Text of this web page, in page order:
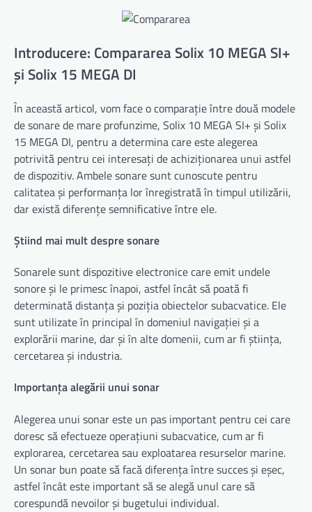
Introducere: Compararea Solix 10 MEGA SI+
și Solix 15 MEGA DI
În această articol, vom face o comparație între două modele
de sonare de mare profunzime, Solix 10 MEGA SI+ și Solix
15 MEGA DI, pentru a determina care este alegerea
potrivită pentru cei interesați de achiziționarea unui astfel
de dispozitiv. Ambele sonare sunt cunoscute pentru
calitatea și performanța lor înregistrată în timpul utilizării,
dar există diferențe semnificative între ele.
Știind mai mult despre sonare
Sonarele sunt dispozitive electronice care emit undele
sonore și le primesc înapoi, astfel încât să poată fi
determinată distanța și poziția obiectelor subacvatice. Ele
sunt utilizate în principal în domeniul navigației și a
explorării marine, dar și în alte domenii, cum ar fi știința,
cercetarea și industria.
Importanța alegării unui sonar
Alegerea unui sonar este un pas important pentru cei care
doresc să efectueze operațiuni subacvatice, cum ar fi
explorarea, cercetarea sau exploatarea resurselor marine.
Un sonar bun poate să facă diferența între succes și eșec,
astfel încât este important să se alegă unul care să
corespundă nevoilor și bugetului individual.